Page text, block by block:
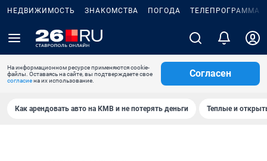
НЕДВИЖИМОСТЬ ЗНАКОМСТВА ПОГОДА ТЕЛЕПРОГРАММА
На информационном ресурсе применяются cookie-
файлы. Оставаясь на сайте, вы подтверждаете свое
согласиена их использование.
Согласен
Как арендовать авто на КМВ и не потерять деньги Теплые и